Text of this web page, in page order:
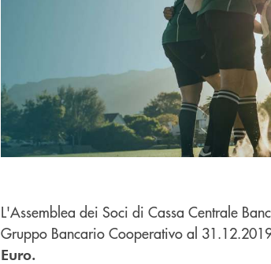
L'Assemblea dei Soci di Cassa Centrale
Gruppo Bancario Cooperativo al
Euro.